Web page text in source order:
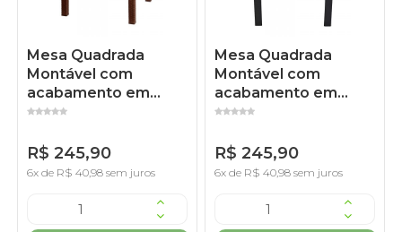
Mesa Quadrada
Montável com
acabamento em
Rattan - Café
R$ 245,90
6x de R$ 40,98 sem juros
Mesa Quadrada
Montável com
acabamento em
Rattan - Preto
R$ 245,90
6x de R$ 40,98 sem juros